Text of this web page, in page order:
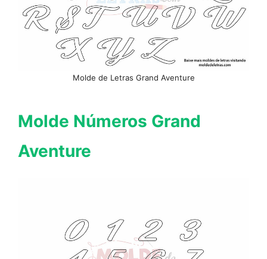
Molde de Letras Grand Aventure
Molde Números Grand
Aventure